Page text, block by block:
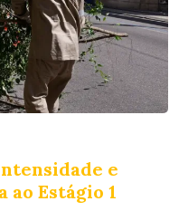
e
Estágio 1